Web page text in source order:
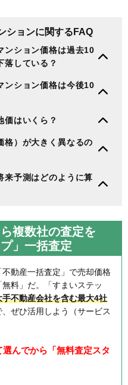
ションに関するFAQ
ンション価格は過去10
落している？
ンション価格は今後10
価はいくら？
格）が大きく異なるの
来予測はどのように算
複数社の査定を
」一括査定
動産一括査定」で売却価格
料」だ。「すまいステッ
手不動産会社を含む最大4社
、ぜひ活用しよう（サービス
んでから「無料査定スタ